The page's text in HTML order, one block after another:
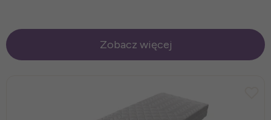
Zobacz więcej